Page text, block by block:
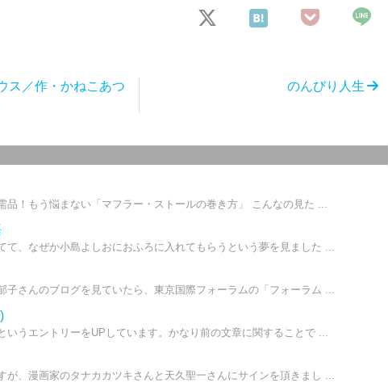
のんびり人生
ス／作・かねこあつ
品！もう悩まない「マフラー・ストールの巻き方」 こんなの見た ...
て、なぜか小島よしおにおふろに入れてもらうという夢を見ました ...
子さんのブログを見ていたら、東京国際フォーラムの「フォーラム ...
いうエントリーをUPしています。かなり前の文章に関することで ...
が、漫画家のタナカカツキさんと天久聖一さんにサインを頂きまし ...